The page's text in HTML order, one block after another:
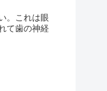
。これは眼
て歯の神経